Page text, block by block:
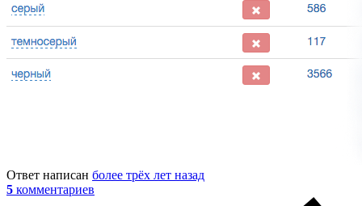
Ответ написан более трёх лет назад
5 комментариев